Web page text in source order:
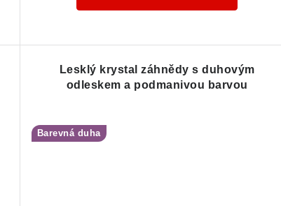
Lesklý krystal záhnědy s duhovým
odleskem a podmanivou barvou
Barevná duha